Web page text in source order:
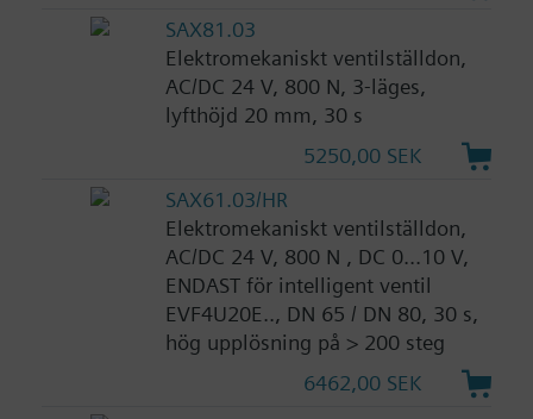
SAX81.03
Elektromekaniskt ventilställdon,
AC/DC 24 V, 800 N, 3-läges,
lyfthöjd 20 mm, 30 s
5250,00 SEK
SAX61.03/HR
Elektromekaniskt ventilställdon,
AC/DC 24 V, 800 N , DC 0...10 V,
ENDAST för intelligent ventil
EVF4U20E.., DN 65 / DN 80, 30 s,
hög upplösning på > 200 steg
6462,00 SEK